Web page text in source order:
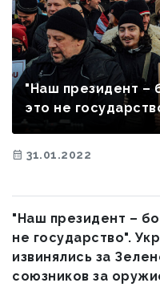
"Наш президент –
это не
31.01.2022
"Наш президент –
не государство".
извинялись за
союзников за